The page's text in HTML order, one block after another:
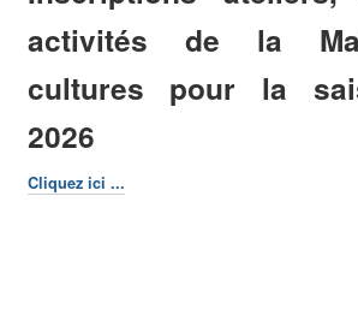
activités de la
cultures pour la
2026
Cliquez ici ...